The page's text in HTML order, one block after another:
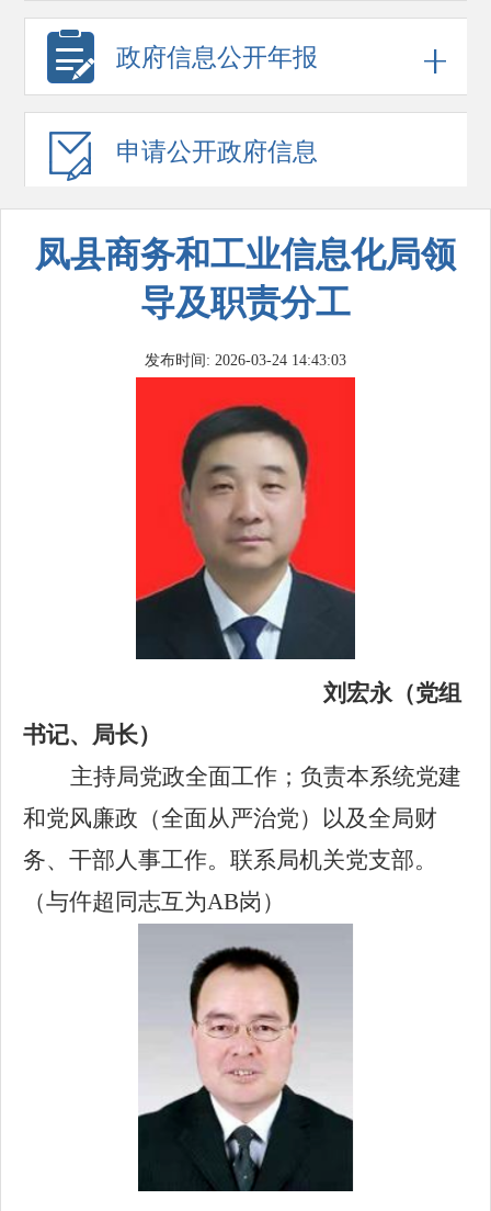
政府信息公开年报
申请公开政府信息
凤县商务和工业信息化局领
导及职责分工
发布时间: 2026-03-24 14:43:03
刘宏永（党组
书记、局长）
主持局党政全面工作；负责本系统党建
和党风廉政（全面从严治党）以及全局财
务、干部人事工作。联系局机关党支部。
（与仵超同志互为AB岗）